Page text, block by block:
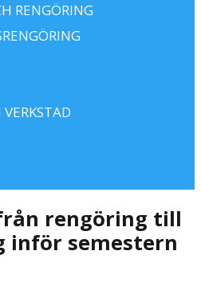
RENGÖRING
rengöring till
inför semestern